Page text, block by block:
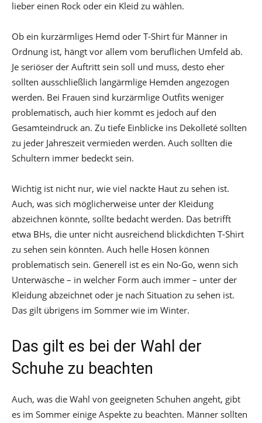
lieber einen Rock oder ein Kleid zu wählen.
Ob ein kurzärmliges Hemd oder T-Shirt für Männer in
Ordnung ist, hängt vor allem vom beruflichen Umfeld ab.
Je seriöser der Auftritt sein soll und muss, desto eher
sollten ausschließlich langärmlige Hemden angezogen
werden. Bei Frauen sind kurzärmlige Outfits weniger
problematisch, auch hier kommt es jedoch auf den
Gesamteindruck an. Zu tiefe Einblicke ins Dekolleté sollten
zu jeder Jahreszeit vermieden werden. Auch sollten die
Schultern immer bedeckt sein.
Wichtig ist nicht nur, wie viel nackte Haut zu sehen ist.
Auch, was sich möglicherweise unter der Kleidung
abzeichnen könnte, sollte bedacht werden. Das betrifft
etwa BHs, die unter nicht ausreichend blickdichten T-Shirt
zu sehen sein könnten. Auch helle Hosen können
problematisch sein. Generell ist es ein No-Go, wenn sich
Unterwäsche – in welcher Form auch immer – unter der
Kleidung abzeichnet oder je nach Situation zu sehen ist.
Das gilt übrigens im Sommer wie im Winter.
Das gilt es bei der Wahl der
Schuhe zu beachten
Auch, was die Wahl von geeigneten Schuhen angeht, gibt
es im Sommer einige Aspekte zu beachten. Männer sollten